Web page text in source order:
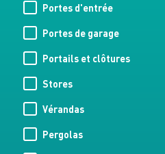
Portes d'entrée
Portes de garage
Portails et clôtures
Stores
Vérandas
Pergolas